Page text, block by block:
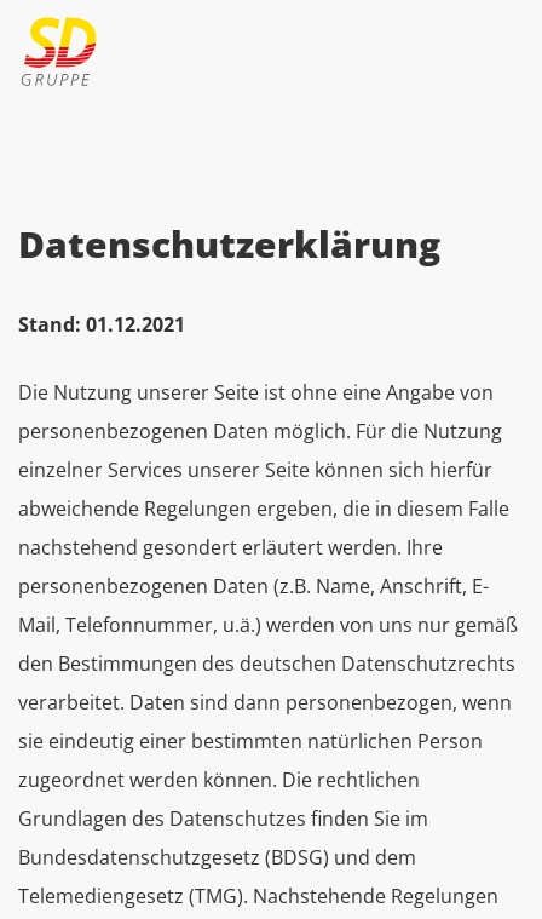
Datenschutzerklärung
Stand: 01.12.2021
Die Nutzung unserer Seite ist ohne eine Angabe von
personenbezogenen Daten möglich. Für die Nutzung
einzelner Services unserer Seite können sich hierfür
abweichende Regelungen ergeben, die in diesem Falle
nachstehend gesondert erläutert werden. Ihre
personenbezogenen Daten (z.B. Name, Anschrift, E-
Mail, Telefonnummer, u.ä.) werden von uns nur gemäß
den Bestimmungen des deutschen Datenschutzrechts
verarbeitet. Daten sind dann personenbezogen, wenn
sie eindeutig einer bestimmten natürlichen Person
zugeordnet werden können. Die rechtlichen
Grundlagen des Datenschutzes finden Sie im
Bundesdatenschutzgesetz (BDSG) und dem
Telemediengesetz (TMG). Nachstehende Regelungen